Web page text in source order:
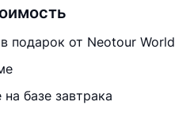
подарок от Neotour World
базе завтрака